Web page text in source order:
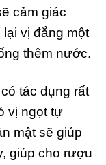
cảm giác
vị đắng một
thêm nước.
tác dụng rất
vị ngọt tự
mật sẽ giúp
giúp cho rượu